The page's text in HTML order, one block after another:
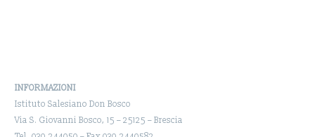
INFORMAZIONI
Istituto Salesiano Don Bosco
Via S. Giovanni Bosco, 15 – 25125 – Brescia